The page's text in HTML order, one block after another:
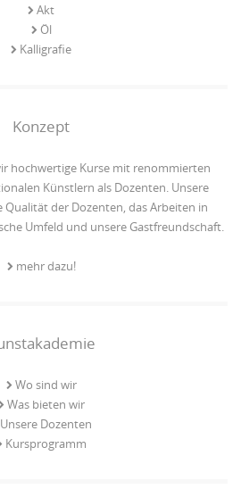
Akt
Öl
Kalligrafie
Konzept
hochwertige Kurse mit renommierten
Künstlern als Dozenten. Unsere
Qualität der Dozenten, das Arbeiten in
Umfeld und unsere Gastfreundschaft.
mehr dazu!
Wo sind wir
Was bieten wir
Unsere Dozenten
Kursprogramm